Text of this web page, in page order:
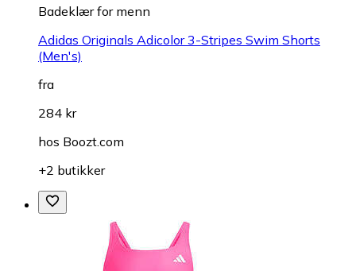
Badeklær for menn
Adidas Originals Adicolor 3-Stripes Swim Shorts
(Men's)
fra
284 kr
hos Boozt.com
+2 butikker